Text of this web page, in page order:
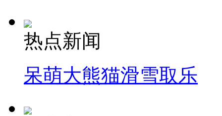
热点新闻
呆萌大熊猫滑雪取乐